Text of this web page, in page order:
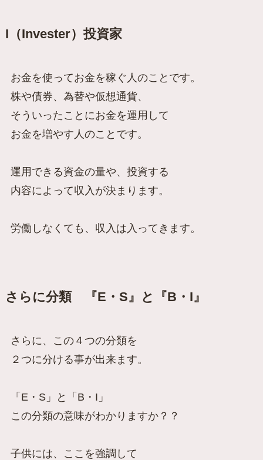
I（Invester）投資家
お金を使ってお金を稼ぐ人のことです。
株や債券、為替や仮想通貨、
そういったことにお金を運用して
お金を増やす人のことです。
運用できる資金の量や、投資する
内容によって収入が決まります。
労働しなくても、収入は入ってきます。
さらに分類 『E・S』と『B・I』
さらに、この４つの分類を
２つに分ける事が出来ます。
「E・S」と「B・I」
この分類の意味がわかりますか？？
子供には、ここを強調して